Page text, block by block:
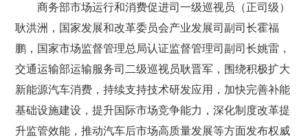
商务部市场运行和消费促进司一级巡视员（正司级）
耿洪洲，国家发展和改革委员会产业发展司副司长霍福
鹏，国家市场监督管理总局认证监督管理司副司长姚雷，
交通运输部运输服务司二级巡视员耿晋军，围绕积极扩大
新能源汽车消费，持续支持技术研发应用，加快完善补能
基础设施建设，提升国际市场竞争能力，深化制度改革提
升监管效能，推动汽车后市场高质量发展等方面发布权威